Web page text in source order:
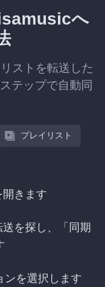
へ
ストを転送した
テップで自動同
プレイリスト
きます
を探し、「同期
ンを選択します